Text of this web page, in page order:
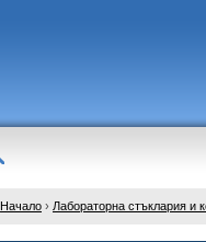
Начало › Лабораторна стъклария и